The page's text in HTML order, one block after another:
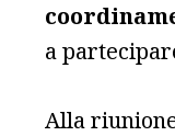
a
Alla